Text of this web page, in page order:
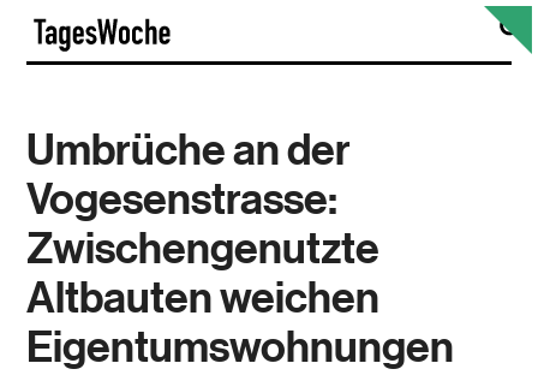
Skip
content
Umbrüche an der
Vogesenstrasse:
Zwischengenutzte
Altbauten weichen
Eigentumswohnungen